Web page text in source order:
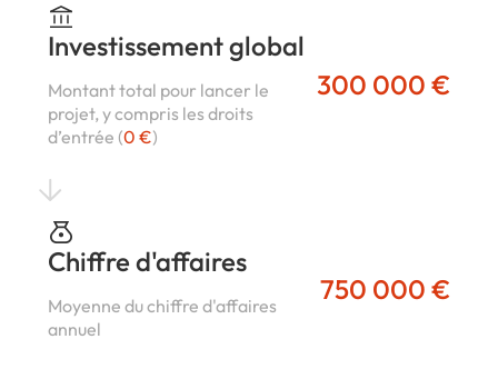
Investissement global
Montant total pour lancer le
projet, y compris les droits
d’entrée (0 €)
300 000 €
Chiffre d'affaires
Moyenne du chiffre d'affaires
annuel
750 000 €